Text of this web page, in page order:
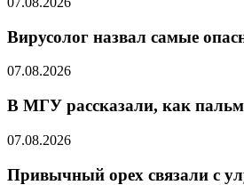
Вирусолог назвал самые
07.08.2026
В МГУ рассказали, как
07.08.2026
Привычный орех связали с